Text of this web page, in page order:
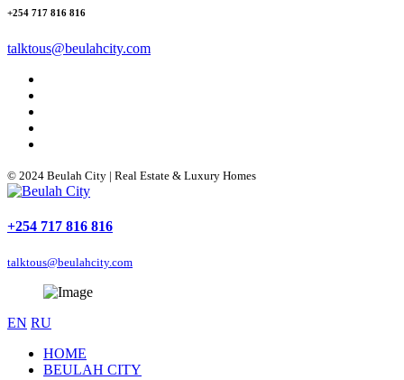
+254 717 816 816
talktous@beulahcity.com
© 2024 Beulah City | Real Estate & Luxury Homes
+254 717 816 816
talktous@beulahcity.com
EN RU
HOME
BEULAH CITY